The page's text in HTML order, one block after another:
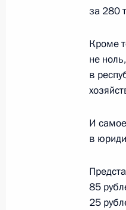
17
9 июля
23
за 280
Кроме
не
в
И
в
85
25